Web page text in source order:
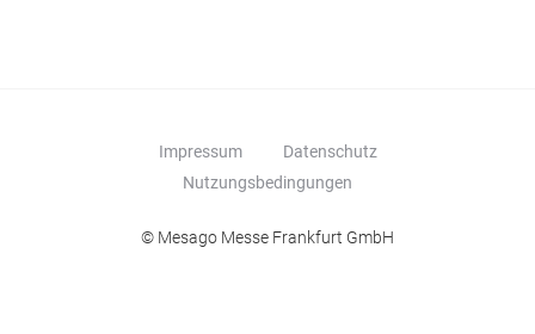
Impressum
Datenschutz
Nutzungsbedingungen
© Mesago Messe Frankfurt GmbH